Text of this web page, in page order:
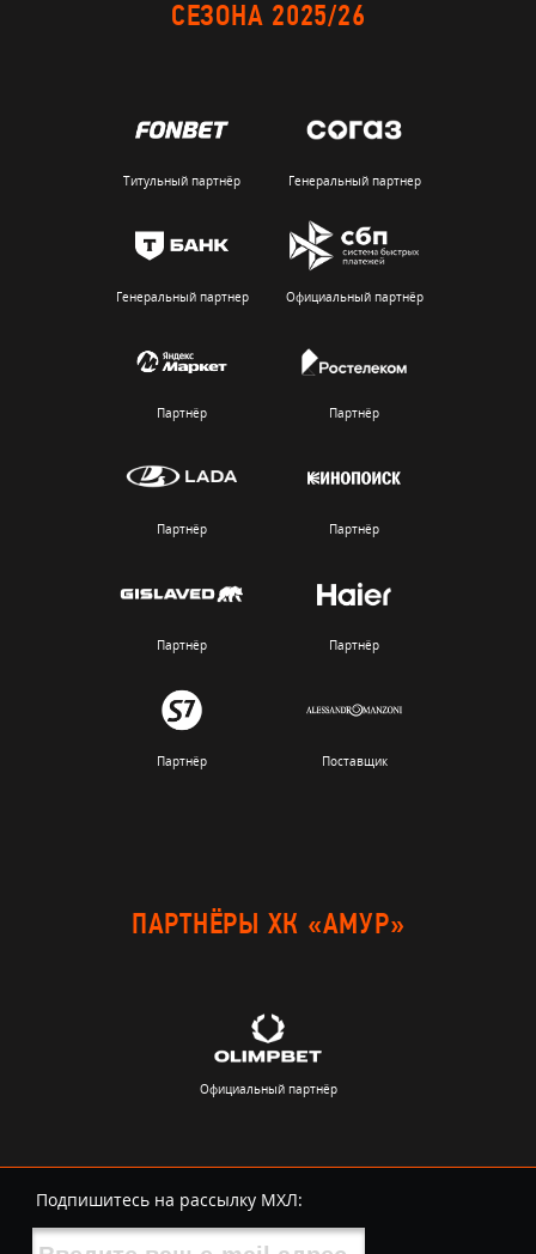
СЕЗОНА 2025/26
Титульный партнёр Генеральный партнер
Генеральный партнер Официальный партнёр
Партнёр Партнёр
Партнёр Партнёр
Партнёр Партнёр
Партнёр Поставщик
ПАРТНЁРЫ ХК «АМУР»
Официальный партнёр
Подпишитесь на рассылку МХЛ: